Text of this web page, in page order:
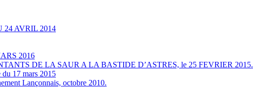
24 AVRIL 2014
2016
DE LA SAUR A LA BASTIDE D’ASTRES, le 25 FEVRIER 2015.
du 17 mars 2015
Lançonnais, octobre 2010.